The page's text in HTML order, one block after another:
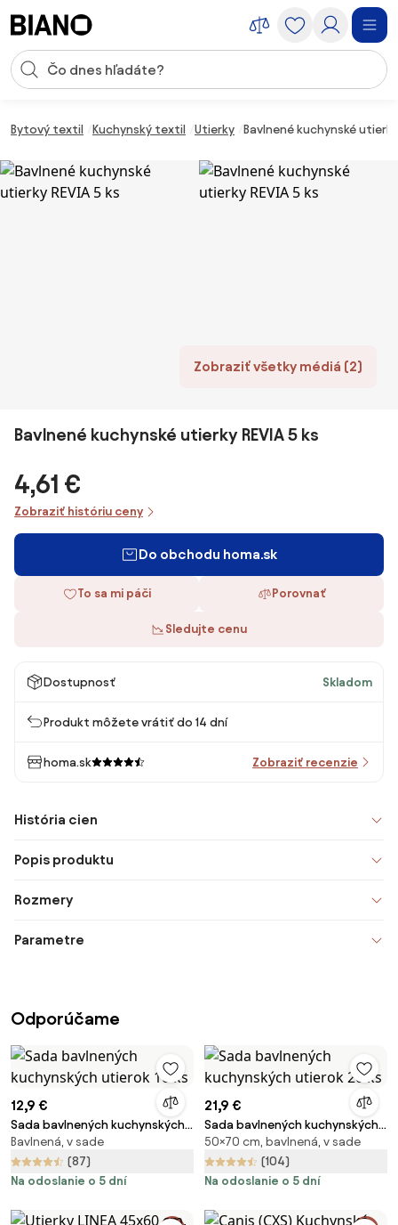
Vstup pre vyhľadávanie
Bytový textil Kuchynský textil Utierky Bavlnené kuchynské utierky
Zobraziť všetky médiá (2)
Bavlnené kuchynské utierky REVIA 5 ks
4,61 €
Zobraziť históriu ceny
Do obchodu homa.sk
To sa mi páči Porovnať
Sledujte cenu
Dostupnosť Skladom
Produkt môžete vrátiť do 14 dní
homa.sk Zobraziť recenzie
História cien
Popis produktu
Rozmery
Parametre
Odporúčame
12,9 €
Sada bavlnených kuchynských
utierok 10 ks
Bavlnená, v sade
(87)
Na odoslanie o 5 dní
21,9 €
Sada bavlnených kuchynských
utierok 20 ks
50×70 cm, bavlnená, v sade
(104)
Na odoslanie o 5 dní